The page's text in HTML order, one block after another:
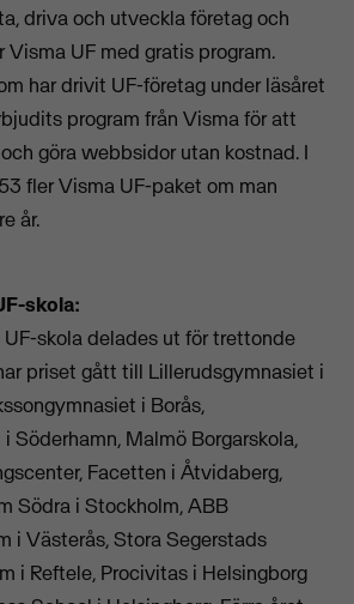
driva och utveckla företag och
UF med gratis program.
har drivit UF-företag under läsåret
program från Visma för att
göra webbsidor utan kostnad. I
fler Visma UF-paket om man
år.
skola:
skola delades ut för trettonde
priset gått till Lillerudsgymnasiet i
i Borås,
Söderhamn, Malmö Borgarskola,
Facetten i Åtvidaberg,
Södra i Stockholm, ABB
i Västerås, Stora Segerstads
i Reftele, Procivitas i Helsingborg